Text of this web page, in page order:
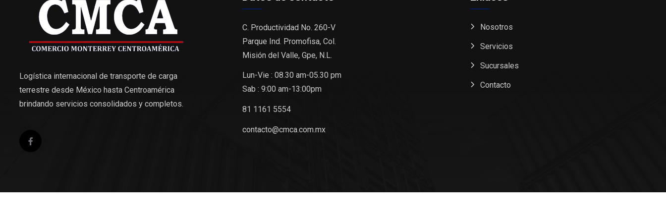
Logística internacional de transporte de carga
terrestre desde México hasta Centroamérica
brindando servicios consolidados y completos.
C. Productividad No. 260-V
Parque Ind. Promofisa, Col.
Misión del Valle, Gpe, N.L.
Lun-Vie : 08.30 am-05.30 pm
Sab : 9:00 am-13:00pm
81 1161 5554
contacto@cmca.com.mx
Nosotros
Servicios
Sucursales
Contacto